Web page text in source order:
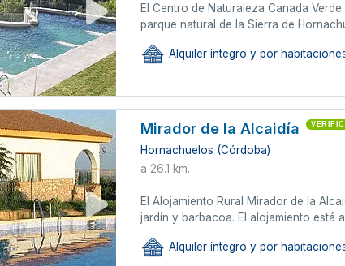
El Centro de Naturaleza Canada
parque natural de la Sierra de
Alquiler íntegro y por
Mirador de la Alcaidía
Hornachuelos (Córdoba)
a 26.1 km.
El Alojamiento Rural Mirador de la
jardín y barbacoa. El alojamiento está
Alquiler íntegro y por